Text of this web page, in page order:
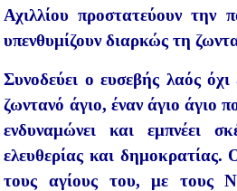
Αχιλλίου προστατεύουν την
υπενθυμίζουν διαρκώς τη
Συνοδεύει ο ευσεβής λαός
ζωντανό άγιο, έναν άγιο άγιο
ενδυναμώνει και εμπνέει
ελευθερίας και δημοκρατίας.
τους αγίους του, με τους